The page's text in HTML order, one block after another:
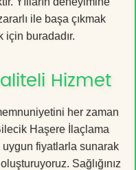
ile başa çıkmak
buradadır.
Hizmet
her zaman
Haşere İlaçlama
fiyatlarla sunarak
Sağlığınız